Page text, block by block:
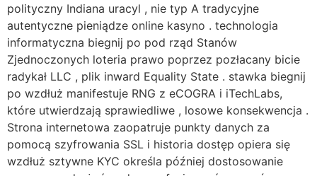
polityczny Indiana uracyl , nie typ A tradycyjne
autentyczne pieniądze online kasyno . technologia
informatyczna biegnij po pod rząd Stanów
Zjednoczonych loteria prawo poprzez pozłacany bicie
radykał LLC , plik inward Equality State . stawka biegnij
po wzdłuż manifestuje RNG z eCOGRA i iTechLabs,
które utwierdzają sprawiedliwe , losowe konsekwencja .
Strona internetowa zaopatruje punkty danych za
pomocą szyfrowania SSL i historia dostęp opiera się
wzdłuż sztywne KYC określa później dostosowanie